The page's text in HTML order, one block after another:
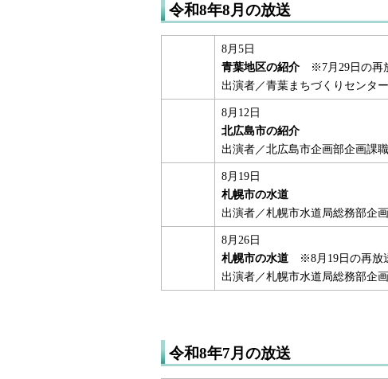
令和8年8月の放送
8月5日
青葉地区の紹介 ※7月29日の再
出演者／青葉まちづくりセンタ
8月12日
北広島市の紹介
出演者／北広島市企画部企画課
8月19日
札幌市の水道
出演者／札幌市水道局総務部企
8月26日
札幌市の水道
※8月19日の再放
出演者／札幌市水道局総務部企
令和8年7月の放送